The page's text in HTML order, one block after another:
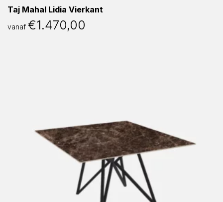
Taj Mahal Lidia Vierkant
vanaf €1.470,00